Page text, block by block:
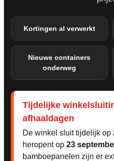
Kortingen al verwerkt
Nieuwe containers
onderweg
Tijdelijke
afhaaldagen
De winkel sluit tijdelijk op
heropent op 23
bamboepanelen zijn er